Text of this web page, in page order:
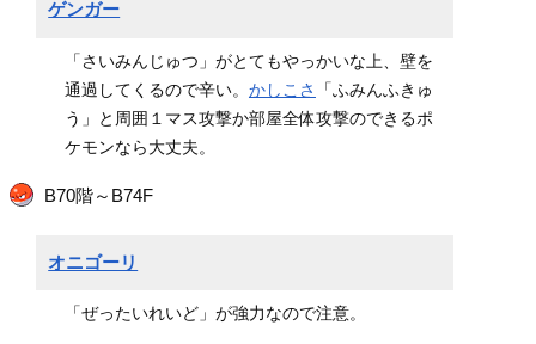
ゲンガー
「さいみんじゅつ」がとてもやっかいな上、壁を
通過してくるので辛い。 かしこさ
「ふみんふきゅ
う」と周囲１マス攻撃か部屋全体攻撃のできるポ
ケモンなら大丈夫。
B70階～B74F
オニゴーリ
「ぜったいれいど」が強力なので注意。